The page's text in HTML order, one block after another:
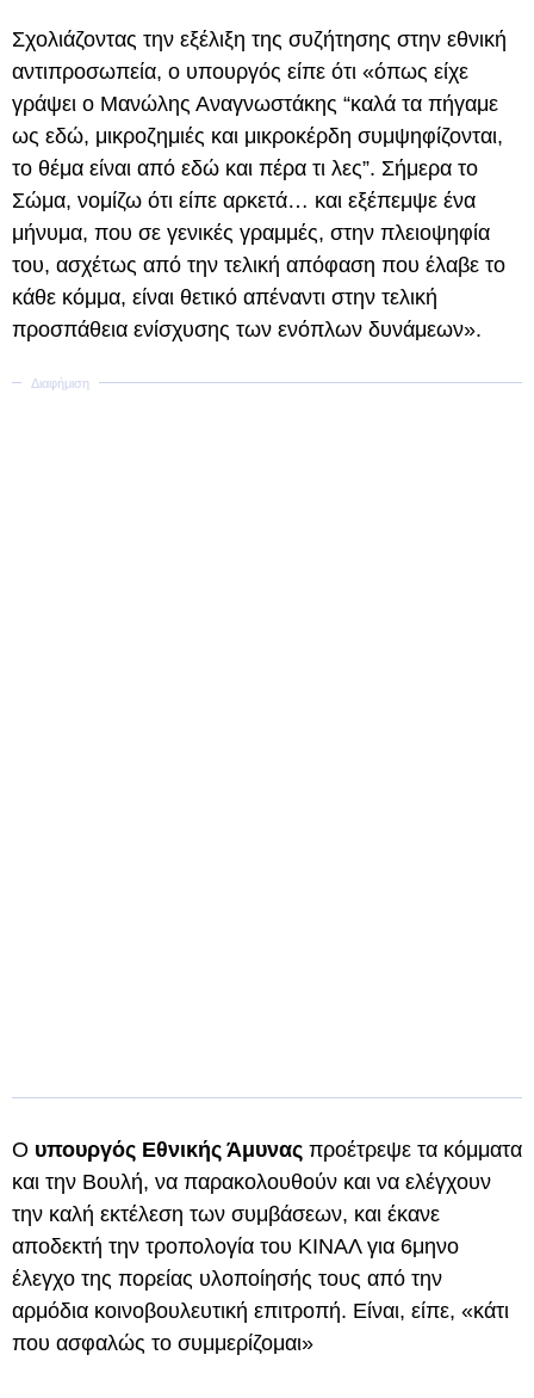
Σχολιάζοντας την εξέλιξη της συζήτησης στην εθνική
αντιπροσωπεία, ο υπουργός είπε ότι «όπως είχε
γράψει ο Μανώλης Αναγνωστάκης “καλά τα πήγαμε
ως εδώ, μικροζημιές και μικροκέρδη συμψηφίζονται,
το θέμα είναι από εδώ και πέρα τι λες”. Σήμερα το
Σώμα, νομίζω ότι είπε αρκετά… και εξέπεμψε ένα
μήνυμα, που σε γενικές γραμμές, στην πλειοψηφία
του, ασχέτως από την τελική απόφαση που έλαβε το
κάθε κόμμα, είναι θετικό απέναντι στην τελική
προσπάθεια ενίσχυσης των ενόπλων δυνάμεων».
Ο υπουργός Εθνικής Άμυνας προέτρεψε τα κόμματα
και την Βουλή, να παρακολουθούν και να ελέγχουν
την καλή εκτέλεση των συμβάσεων, και έκανε
αποδεκτή την τροπολογία του ΚΙΝΑΛ για 6μηνο
έλεγχο της πορείας υλοποίησής τους από την
αρμόδια κοινοβουλευτική επιτροπή. Είναι, είπε, «κάτι
που ασφαλώς το συμμερίζομαι»